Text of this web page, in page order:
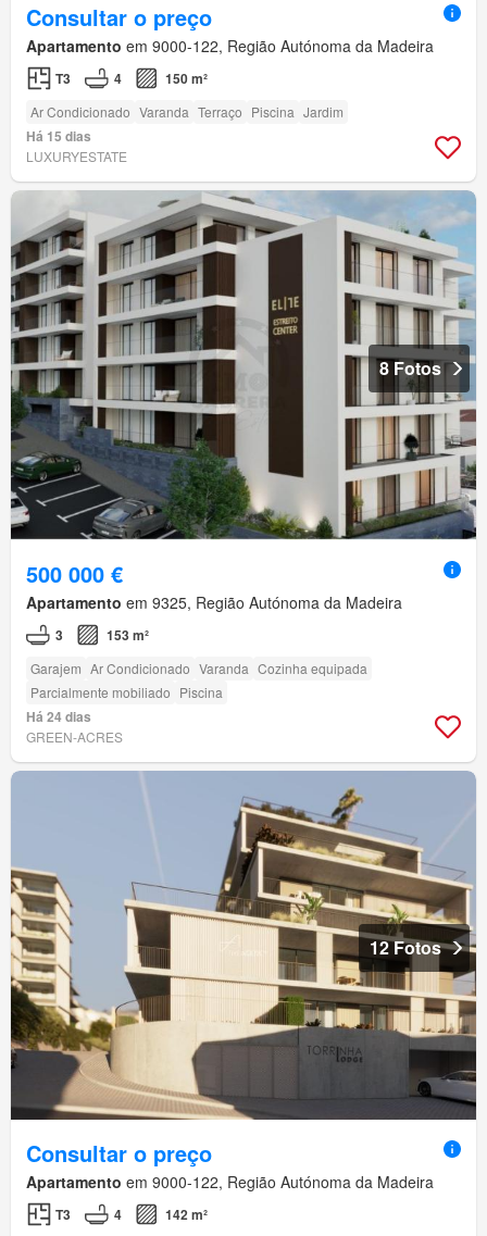
Consultar o preço
Apartamento em 9000-122, Região Autónoma da Madeira
T3 4 150 m²
Ar Condicionado Varanda Terraço Piscina Jardim
Há 15 dias
LUXURYESTATE
8 Fotos
500 000 €
Apartamento em 9325, Região Autónoma da Madeira
3 153 m²
Garajem Ar Condicionado Varanda Cozinha equipada
Parcialmente mobiliado Piscina
Há 24 dias
GREEN-ACRES
12 Fotos
Consultar o preço
Apartamento em 9000-122, Região Autónoma da Madeira
T3 4 142 m²